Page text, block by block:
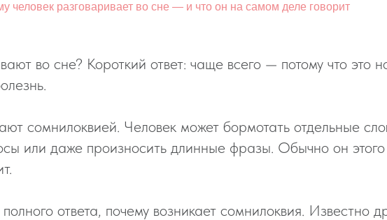
человек разговаривает во сне — и что он на самом деле говорит
во сне? Короткий ответ: чаще всего — потому что это
сомнилоквией. Человек может бормотать отдельные
или даже произносить длинные фразы. Обычно он
ответа, почему возникает сомнилоквия. Известно